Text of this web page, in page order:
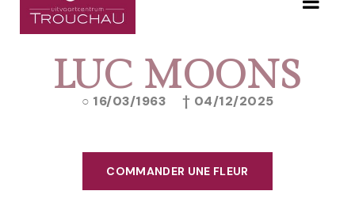
LUC MOONS
16/03/1963 04/12/2025
COMMANDER UNE FLEUR